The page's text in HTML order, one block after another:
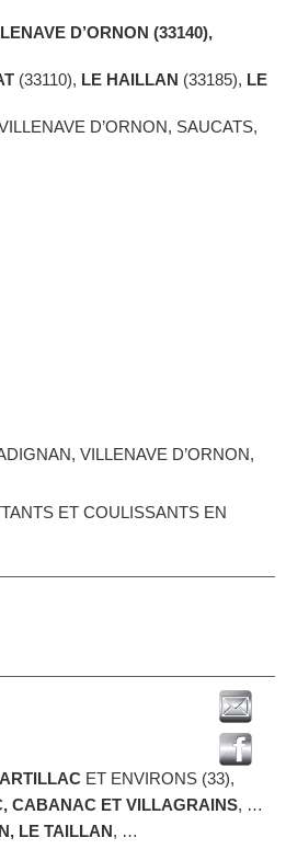
D’ORNON (33140),
(33110), LE HAILLAN (33185), LE
D’ORNON, SAUCATS,
VILLENAVE D’ORNON,
ET COULISSANTS EN
ET ENVIRONS (33),
CABANAC ET VILLAGRAINS, …
LE TAILLAN, …